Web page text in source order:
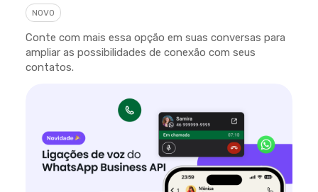
NOVO
Conte com mais essa opção em suas conversas para
ampliar as possibilidades de conexão com seus
contatos.